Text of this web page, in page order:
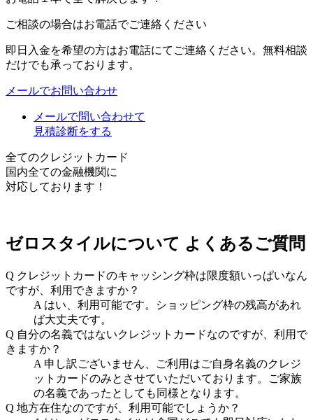
ご相談の場合はお電話でご連絡ください
即日入金を希望の方はお電話にてご連絡ください。無料相談
だけでも承っております。
メールでお問い合わせ
メールで問い合わせて
見積診断をする
全てのクレジットカード
国内全ての金融機関に
対応しております！
ゼロスタイルについて よくあるご質問
Q クレジットカードのキャッシング枠は限度額いっぱいなん
ですが、利用できますか？
A はい、利用可能です。ショッピング枠の残高があれ
ば大丈夫です。
Q 自分の名義ではないクレジットカードなのですが、利用で
きますか？
A 申し訳ございません、ご利用はご自身名義のクレジ
ットカードのみとさせていただいております。ご家族
の名義であったとしても同様となります。
Q 地方在住なのですが、利用可能でしょうか？